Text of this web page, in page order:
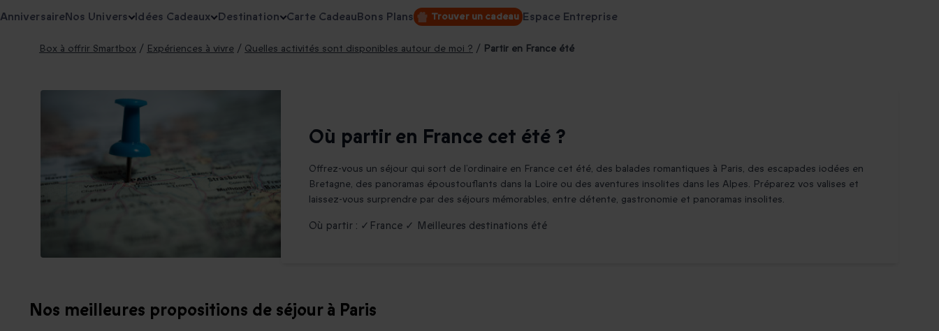
AnniversaireNos Univers Idées Cadeaux Destination Carte CadeauBons Plans Trouver un cadeau Espace Entreprise
Box à offrir Smartbox / Expériences à vivre / Quelles activités sont disponibles autour de moi ? / Partir en France été
Où partir en France cet été ?
Offrez-vous un séjour qui sort de l’ordinaire en France cet été, des balades romantiques à Paris, des escapades iodées en
Bretagne, des panoramas époustouflants dans la Loire ou des aventures insolites dans les Alpes. Préparez vos valises et
laissez-vous surprendre par des séjours mémorables, entre détente, gastronomie et panoramas insolites.
Où partir : ✓France ✓ Meilleures destinations été
Nos meilleures propositions de séjour à Paris